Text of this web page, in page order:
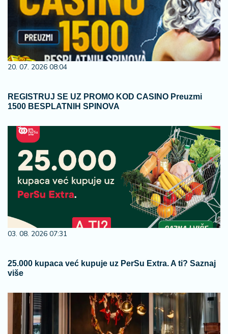
20. 07. 2026 08:04
REGISTRUJ SE UZ PROMO KOD CASINO Preuzmi
1500 BESPLATNIH SPINOVA
03. 08. 2026 07:31
25.000 kupaca već kupuje uz PerSu Extra. A ti? Saznaj
više